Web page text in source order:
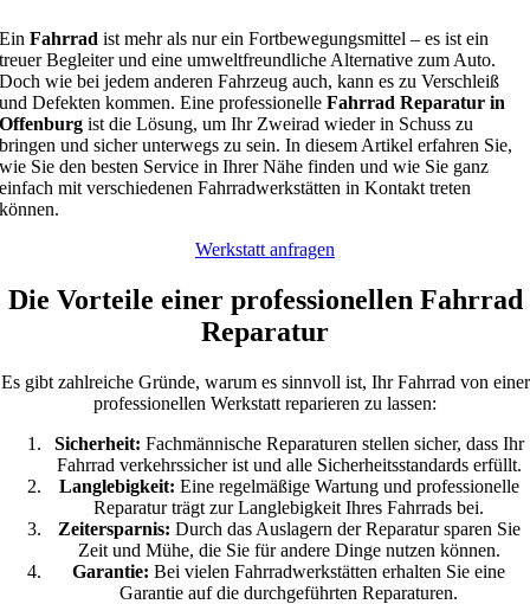
EinFahrrad ist mehr als nur ein Fortbewegungsmittel – es ist ein
treuer Begleiter und eine umweltfreundliche Alternative zum Auto.
Doch wie bei jedem anderen Fahrzeug auch, kann es zu Verschleiß
und Defekten kommen. Eine professionelleFahrrad Reparatur in
Offenburg ist die Lösung, um Ihr Zweirad wieder in Schuss zu
bringen und sicher unterwegs zu sein. In diesem Artikel erfahren Sie,
wie Sie den besten Service in Ihrer Nähe finden und wie Sie ganz
einfach mit verschiedenen Fahrradwerkstätten in Kontakt treten
können.
Werkstatt anfragen
Die Vorteile einer professionellen Fahrrad
Reparatur
Es gibt zahlreiche Gründe, warum es sinnvoll ist, Ihr Fahrrad von einer
professionellen Werkstatt reparieren zu lassen:
Sicherheit: Fachmännische Reparaturen stellen sicher, dass Ihr
Fahrrad verkehrssicher ist und alle Sicherheitsstandards erfüllt.
Langlebigkeit: Eine regelmäßige Wartung und professionelle
Reparatur trägt zur Langlebigkeit Ihres Fahrrads bei.
Zeitersparnis: Durch das Auslagern der Reparatur sparen Sie
Zeit und Mühe, die Sie für andere Dinge nutzen können.
Garantie: Bei vielen Fahrradwerkstätten erhalten Sie eine
Garantie auf die durchgeführten Reparaturen.